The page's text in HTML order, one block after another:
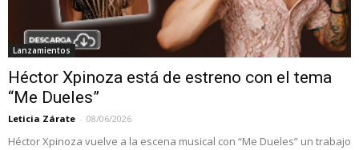
Lanzamientos
Héctor Xpinoza está de estreno con el tema
“Me Dueles”
Leticia Zárate - 08/06/2026
Héctor Xpinoza vuelve a la escena musical con “Me Dueles” un trabajo